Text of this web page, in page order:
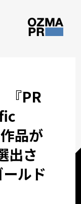
社
マ
ピ
ー
ア
『PR
品が
出さ
ルド